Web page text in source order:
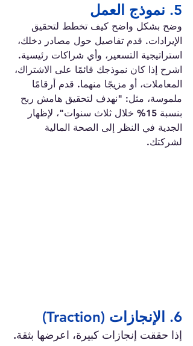
5. نموذج العمل
وضح بشكل واضح كيف تخطط لتحقيق
الإيرادات. قدم تفاصيل حول مصادر دخلك،
استراتيجية التسعير، وأي شراكات رئيسية.
اشرح إذا كان نموذجك قائمًا على الاشتراك،
المعاملات، أو مزيجًا منهما. قدم أرقامًا
ملموسة، مثل: "نهدف لتحقيق هامش ربح
بنسبة 15% خلال ثلاث سنوات"، لإظهار
الجدية في النظر إلى الصحة المالية
لشركتك.
6. الإنجازات (Traction)
إذا حققت إنجازات كبيرة، اعرضها بثقة.